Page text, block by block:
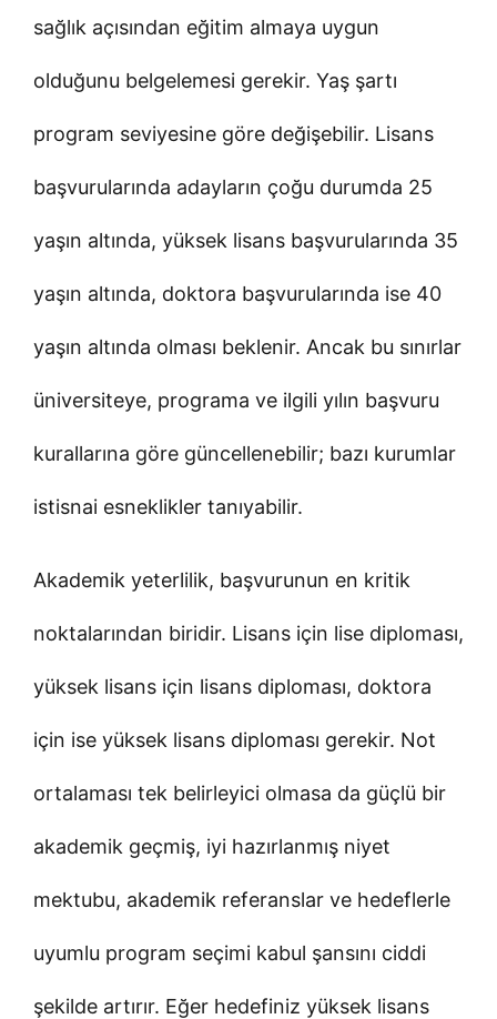
sağlık açısından eğitim almaya uygun
olduğunu belgelemesi gerekir. Yaş şartı
program seviyesine göre değişebilir. Lisans
başvurularında adayların çoğu durumda 25
yaşın altında, yüksek lisans başvurularında 35
yaşın altında, doktora başvurularında ise 40
yaşın altında olması beklenir. Ancak bu sınırlar
üniversiteye, programa ve ilgili yılın başvuru
kurallarına göre güncellenebilir; bazı kurumlar
istisnai esneklikler tanıyabilir.
Akademik yeterlilik, başvurunun en kritik
noktalarından biridir. Lisans için lise diploması,
yüksek lisans için lisans diploması, doktora
için ise yüksek lisans diploması gerekir. Not
ortalaması tek belirleyici olmasa da güçlü bir
akademik geçmiş, iyi hazırlanmış niyet
mektubu, akademik referanslar ve hedeflerle
uyumlu program seçimi kabul şansını ciddi
şekilde artırır. Eğer hedefiniz yüksek lisans